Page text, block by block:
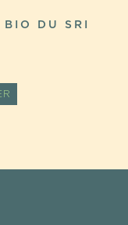
DU SRI